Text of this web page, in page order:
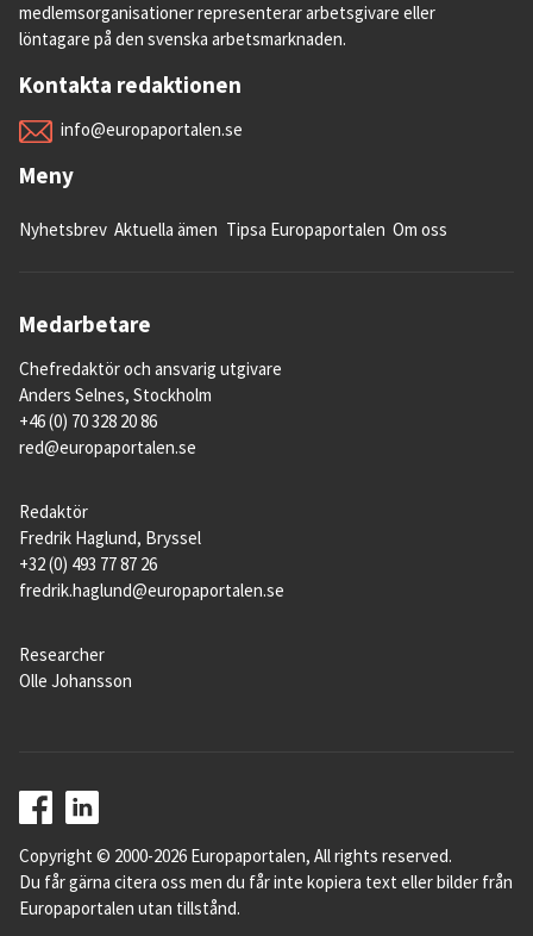
medlemsorganisationer representerar arbetsgivare eller
löntagare på den svenska arbetsmarknaden.
Kontakta redaktionen
info@europaportalen.se
Meny
Nyhetsbrev Aktuella ämen Tipsa Europaportalen Om oss
Medarbetare
Chefredaktör och ansvarig utgivare
Anders Selnes, Stockholm
+46 (0) 70 328 20 86
red@europaportalen.se
Redaktör
Fredrik Haglund, Bryssel
+32 (0) 493 77 87 26
fredrik.haglund@europaportalen.se
Researcher
Olle Johansson
Copyright © 2000-2026 Europaportalen, All rights reserved.
Du får gärna citera oss men du får inte kopiera text eller bilder från
Europaportalen utan tillstånd.